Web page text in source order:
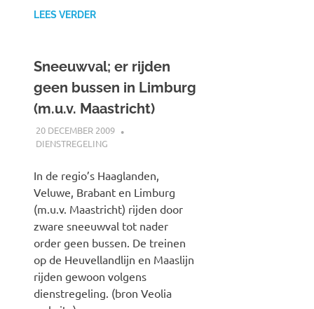
LEES VERDER
Sneeuwval; er rijden
geen bussen in Limburg
(m.u.v. Maastricht)
20 DECEMBER 2009
DIENSTREGELING
In de regio’s Haaglanden,
Veluwe, Brabant en Limburg
(m.u.v. Maastricht) rijden door
zware sneeuwval tot nader
order geen bussen. De treinen
op de Heuvellandlijn en Maaslijn
rijden gewoon volgens
dienstregeling. (bron Veolia